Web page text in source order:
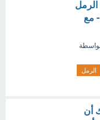
الرمل
- مع
الرمل
أن